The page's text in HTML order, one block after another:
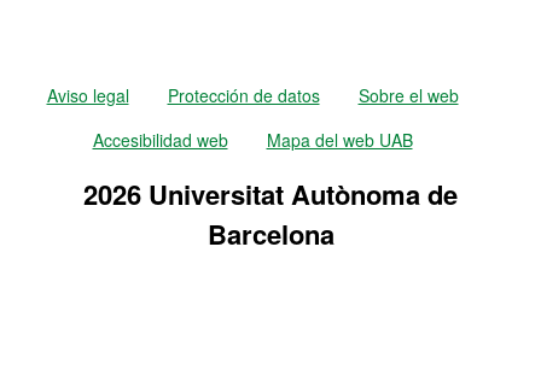
Aviso legal Protección de datos
Sobre el web
Accesibilidad web
Mapa del web UAB
2026 Universitat Autònoma de
Barcelona